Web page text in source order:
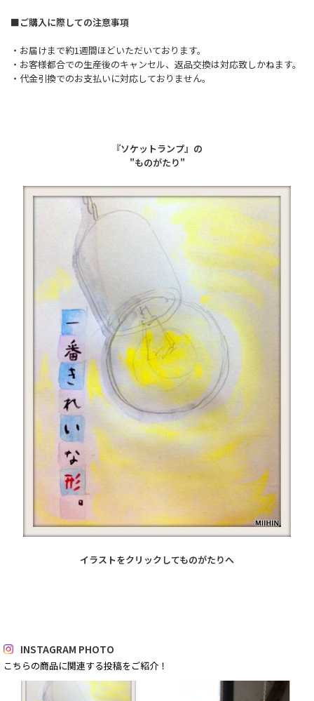
■ご購入に際しての注意事項
・お届けまで約1週間ほどいただいております。
・お客様都合での生産後のキャンセル、返品交換は対応致しかねます。
・代金引換でのお支払いに対応しておりません。
『ソケットランプ』の
"ものがたり"
イラストをクリックしてものがたりへ
INSTAGRAM PHOTO
こちらの商品に関連する投稿をご紹介！